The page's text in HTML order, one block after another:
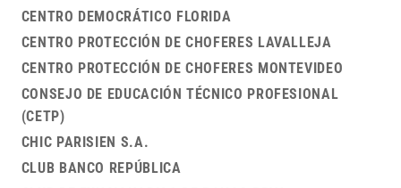
CENTRO DEMOCRÁTICO FLORIDA
CENTRO PROTECCIÓN DE CHOFERES LAVALLEJA
CENTRO PROTECCIÓN DE CHOFERES MONTEVIDEO
CONSEJO DE EDUCACIÓN TÉCNICO PROFESIONAL
(CETP)
CHIC PARISIEN S.A.
CLUB BANCO REPÚBLICA